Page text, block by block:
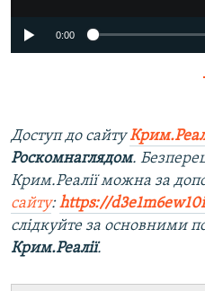
720p
0:00
Доступ до сайту
Роскомнаглядом.
Крим.Реалії можна за
сайту:https://
слідкуйте за основними
Крим.Реалії.